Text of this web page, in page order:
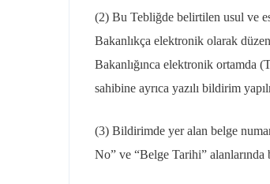
(2) Bu Tebliğde belirtilen usul ve
Bakanlıkça elektronik olarak
Bakanlığınca elektronik ortamda
sahibine ayrıca yazılı bildirim
(3) Bildirimde yer alan belge
No” ve “Belge Tarihi” alanlarında